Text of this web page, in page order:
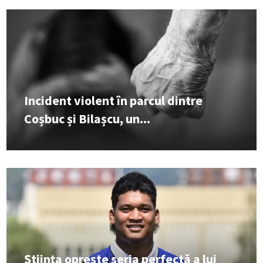
Incident violent în parcul dintre
Coșbuc și Bilașcu, un...
Știința oprește seria perfectă a lui